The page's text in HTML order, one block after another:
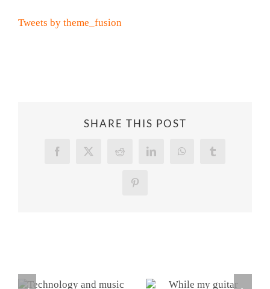
Tweets by theme_fusion
SHARE THIS POST
Facebook
X Reddit LinkedInWhatsAppTumblr
Pinterest
While my
It just